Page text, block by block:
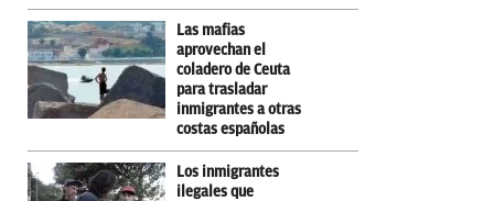
Las mafias
aprovechan el
coladero de Ceuta
para trasladar
inmigrantes a otras
costas españolas
Los inmigrantes
ilegales que